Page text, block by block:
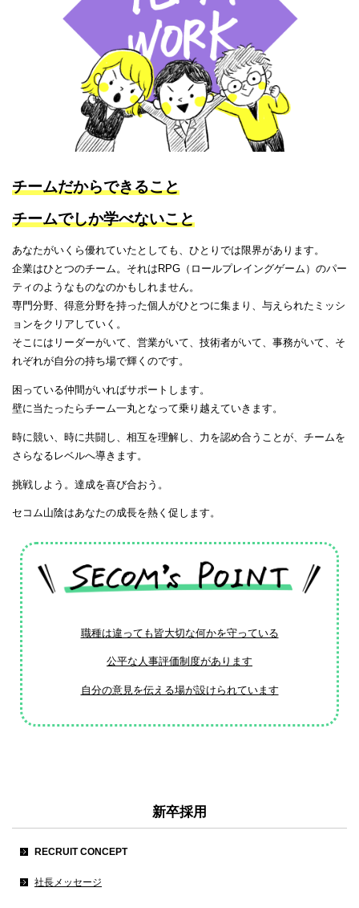
チームだからできること
チームでしか学べないこと
あなたがいくら優れていたとしても、ひとりでは限界があります。
企業はひとつのチーム。それはRPG（ロールプレイングゲーム）のパー
ティのようなものなのかもしれません。
専門分野、得意分野を持った個人がひとつに集まり、与えられたミッシ
ョンをクリアしていく。
そこにはリーダーがいて、営業がいて、技術者がいて、事務がいて、そ
れぞれが自分の持ち場で輝くのです。
困っている仲間がいればサポートします。
壁に当たったらチーム一丸となって乗り越えていきます。
時に競い、時に共闘し、相互を理解し、力を認め合うことが、チームを
さらなるレベルへ導きます。
挑戦しよう。達成を喜び合おう。
セコム山陰はあなたの成長を熱く促します。
職種は違っても皆大切な何かを守っている
公平な人事評価制度があります
自分の意見を伝える場が設けられています
新卒採用
RECRUIT CONCEPT
社長メッセージ